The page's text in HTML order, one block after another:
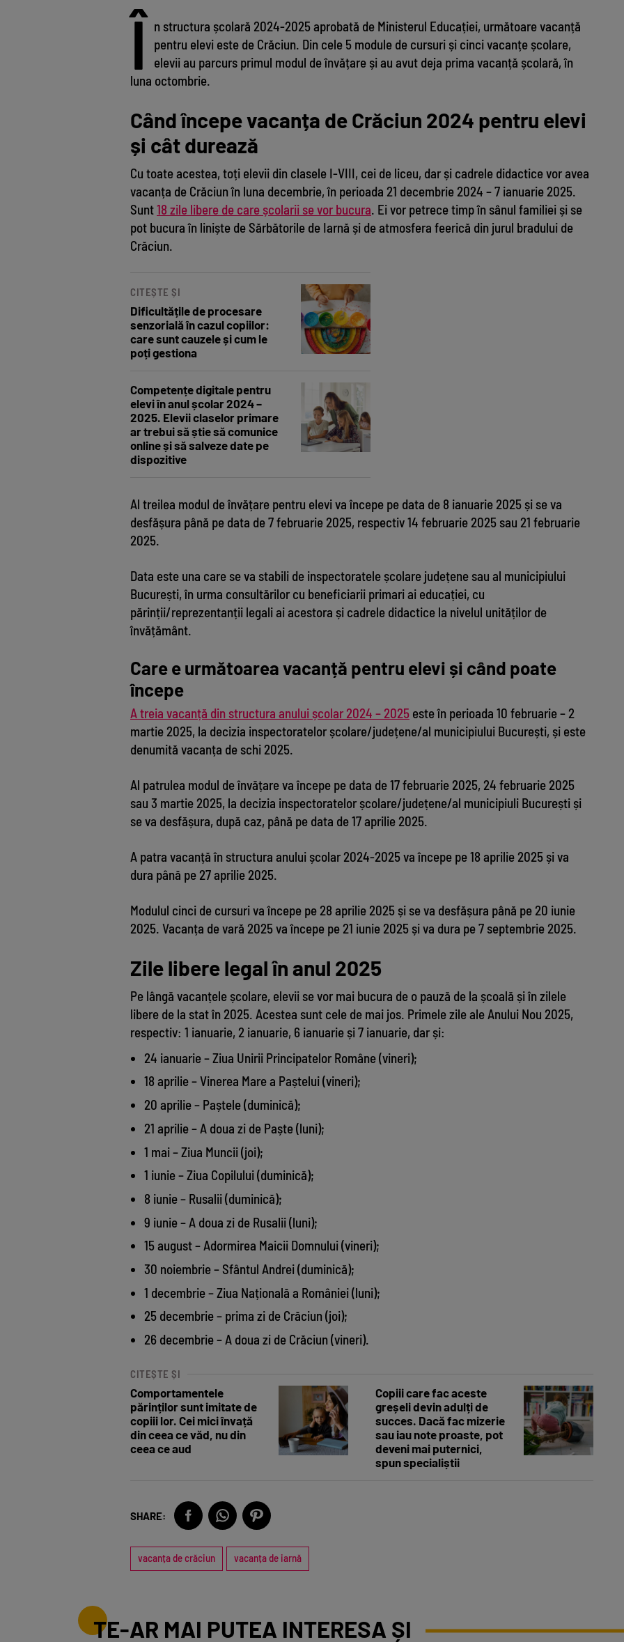
Î n structura școlară 2024-2025 aprobată de Ministerul Educației, următoare vacanță
pentru elevi este de Crăciun. Din cele 5 module de cursuri și cinci vacanțe școlare,
elevii au parcurs primul modul de învățare și au avut deja prima vacanță școlară, în
luna octombrie.
Când începe vacanța de Crăciun 2024 pentru elevi
și cât durează
Cu toate acestea, toți elevii din clasele I-VIII, cei de liceu, dar și cadrele didactice vor avea
vacanța de Crăciun în luna decembrie, în perioada 21 decembrie 2024 – 7 ianuarie 2025.
Sunt18 zile libere de care școlarii se vor bucura. Ei vor petrece timp în sânul familiei și se
pot bucura în liniște de Sărbătorile de Iarnă și de atmosfera feerică din jurul bradului de
Crăciun.
CITEȘTE ȘI
Dificultățile de procesare
senzorială în cazul copiilor:
care sunt cauzele și cum le
poți gestiona
Competențe digitale pentru
elevi în anul școlar 2024 –
2025. Elevii claselor primare
ar trebui să știe să comunice
online și să salveze date pe
dispozitive
Al treilea modul de învățare pentru elevi va începe pe data de 8 ianuarie 2025 și se va
desfășura până pe data de 7 februarie 2025, respectiv 14 februarie 2025 sau 21 februarie
2025.
Data este una care se va stabili de inspectoratele școlare județene sau al municipiului
București, în urma consultărilor cu beneficiarii primari ai educației, cu
părinții/reprezentanții legali ai acestora și cadrele didactice la nivelul unităților de
învățământ.
Care e următoarea vacanță pentru elevi și când poate
începe
A treia vacanță din structura anului școlar 2024 – 2025 este în perioada 10 februarie – 2
martie 2025, la decizia inspectoratelor școlare/județene/al municipiului București, și este
denumită vacanța de schi 2025.
Al patrulea modul de învățare va începe pe data de 17 februarie 2025, 24 februarie 2025
sau 3 martie 2025, la decizia inspectoratelor școlare/județene/al municipiuli București și
se va desfășura, după caz, până pe data de 17 aprilie 2025.
A patra vacanță în structura anului școlar 2024-2025 va începe pe 18 aprilie 2025 și va
dura până pe 27 aprilie 2025.
Modulul cinci de cursuri va începe pe 28 aprilie 2025 și se va desfășura până pe 20 iunie
2025. Vacanța de vară 2025 va începe pe 21 iunie 2025 și va dura pe 7 septembrie 2025.
Zile libere legal în anul 2025
Pe lângă vacanțele școlare, elevii se vor mai bucura de o pauză de la școală și în zilele
libere de la stat în 2025. Acestea sunt cele de mai jos. Primele zile ale Anului Nou 2025,
respectiv: 1 ianuarie, 2 ianuarie, 6 ianuarie și 7 ianuarie, dar și:
24 ianuarie – Ziua Unirii Principatelor Române (vineri);
18 aprilie – Vinerea Mare a Paștelui (vineri);
20 aprilie – Paștele (duminică);
21 aprilie – A doua zi de Paște (luni);
1 mai – Ziua Muncii (joi);
1 iunie – Ziua Copilului (duminică);
8 iunie – Rusalii (duminică);
9 iunie – A doua zi de Rusalii (luni);
15 august – Adormirea Maicii Domnului (vineri);
30 noiembrie – Sfântul Andrei (duminică);
1 decembrie – Ziua Națională a României (luni);
25 decembrie – prima zi de Crăciun (joi);
26 decembrie – A doua zi de Crăciun (vineri).
CITEȘTE ȘI
Comportamentele
părinților sunt imitate de
copiii lor. Cei mici învață
din ceea ce văd, nu din
ceea ce aud
Copiii care fac aceste
greșeli devin adulți de
succes. Dacă fac mizerie
sau iau note proaste, pot
deveni mai puternici,
spun specialiștii
SHARE:
vacanța de crăciun vacanța de iarnă
TE-AR MAI PUTEA INTERESA ȘI